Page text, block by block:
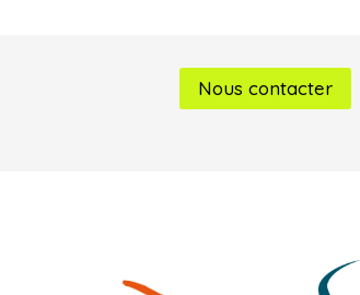
Nous contacter